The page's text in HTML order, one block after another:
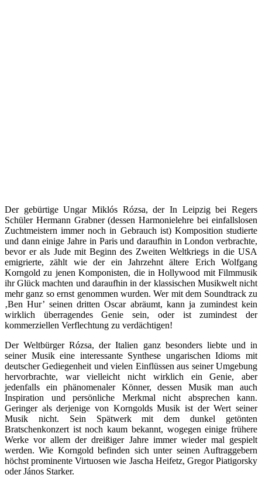
Der gebürtige Ungar Miklós Rózsa, der In Leipzig bei Regers
Schüler Hermann Grabner (dessen Harmonielehre bei einfallslosen
Zuchtmeistern immer noch in Gebrauch ist) Komposition studierte
und dann einige Jahre in Paris und daraufhin in London verbrachte,
bevor er als Jude mit Beginn des Zweiten Weltkriegs in die USA
emigrierte, zählt wie der ein Jahrzehnt ältere Erich Wolfgang
Korngold zu jenen Komponisten, die in Hollywood mit Filmmusik
ihr Glück machten und daraufhin in der klassischen Musikwelt nicht
mehr ganz so ernst genommen wurden. Wer mit dem Soundtrack zu
‚Ben Hur’ seinen dritten Oscar abräumt, kann ja zumindest kein
wirklich überragendes Genie sein, oder ist zumindest der
kommerziellen Verflechtung zu verdächtigen!
Der Weltbürger Rózsa, der Italien ganz besonders liebte und in
seiner Musik eine interessante Synthese ungarischen Idioms mit
deutscher Gediegenheit und vielen Einflüssen aus seiner Umgebung
hervorbrachte, war vielleicht nicht wirklich ein Genie, aber
jedenfalls ein phänomenaler Könner, dessen Musik man auch
Inspiration und persönliche Merkmal nicht absprechen kann.
Geringer als derjenige von Korngolds Musik ist der Wert seiner
Musik nicht. Sein Spätwerk mit dem dunkel getönten
Bratschenkonzert ist noch kaum bekannt, wogegen einige frühere
Werke vor allem der dreißiger Jahre immer wieder mal gespielt
werden. Wie Korngold befinden sich unter seinen Auftraggebern
höchst prominente Virtuosen wie Jascha Heifetz, Gregor Piatigorsky
oder János Starker.